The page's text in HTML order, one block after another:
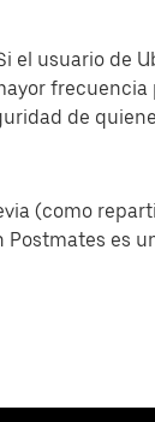
usuario de
de
(como
es